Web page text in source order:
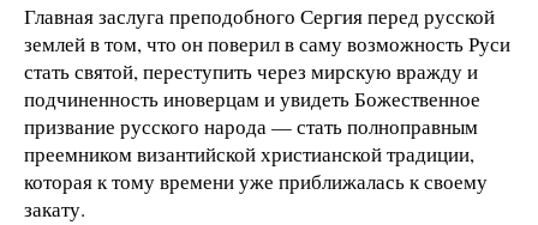
Главная заслуга преподобного Сергия перед русской
землей в том, что он поверил в саму возможность Руси
стать святой, переступить через мирскую вражду и
подчиненность иноверцам и увидеть Божественное
призвание русского народа — стать полноправным
преемником византийской христианской традиции,
которая к тому времени уже приближалась к своему
закату.